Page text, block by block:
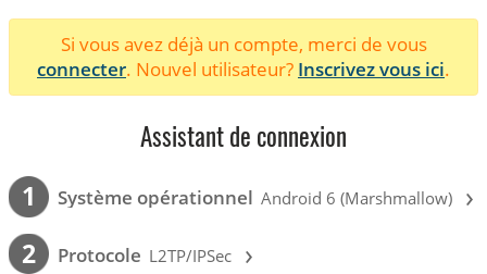
Si vous avez déjà un compte, merci de vous
connecter. Nouvel utilisateur? Inscrivez vous ici.
Assistant de connexion
1 Système opérationnel Android 6 (Marshmallow) ›
2 Protocole L2TP/IPSec ›